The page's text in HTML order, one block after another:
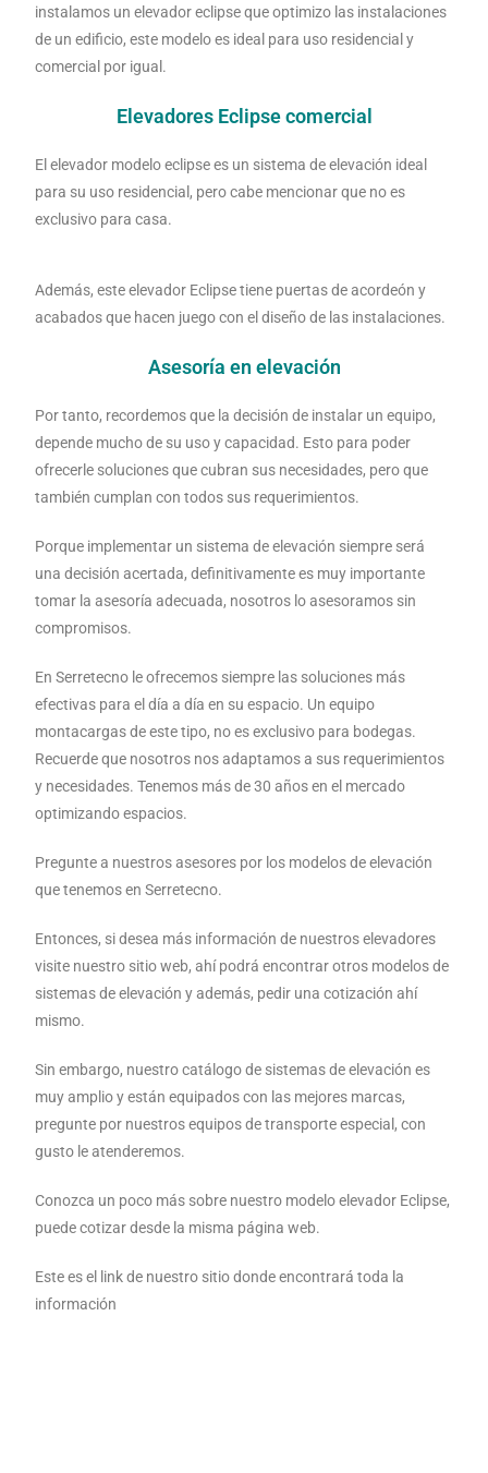
instalamos un elevador eclipse que optimizo las instalaciones
de un edificio, este modelo es ideal para uso residencial y
comercial por igual.
Elevadores Eclipse comercial
El elevador modelo eclipse es un sistema de elevación ideal
para su uso residencial, pero cabe mencionar que no es
exclusivo para casa.
Además, este elevador Eclipse tiene puertas de acordeón y
acabados que hacen juego con el diseño de las instalaciones.
Asesoría en elevación
Por tanto, recordemos que la decisión de instalar un equipo,
depende mucho de su uso y capacidad. Esto para poder
ofrecerle soluciones que cubran sus necesidades, pero que
también cumplan con todos sus requerimientos.
Porque implementar un sistema de elevación siempre será
una decisión acertada, definitivamente es muy importante
tomar la asesoría adecuada, nosotros lo asesoramos sin
compromisos.
En Serretecno le ofrecemos siempre las soluciones más
efectivas para el día a día en su espacio. Un equipo
montacargas de este tipo, no es exclusivo para bodegas.
Recuerde que nosotros nos adaptamos a sus requerimientos
y necesidades. Tenemos más de 30 años en el mercado
optimizando espacios.
Pregunte a nuestros asesores por los modelos de elevación
que tenemos en Serretecno.
Entonces, si desea más información de nuestros elevadores
visite nuestro sitio web, ahí podrá encontrar otros modelos de
sistemas de elevación y además, pedir una cotización ahí
mismo.
Sin embargo, nuestro catálogo de sistemas de elevación es
muy amplio y están equipados con las mejores marcas,
pregunte por nuestros equipos de transporte especial, con
gusto le atenderemos.
Conozca un poco más sobre nuestro modelo elevador Eclipse,
puede cotizar desde la misma página web.
Este es el link de nuestro sitio donde encontrará toda la
información